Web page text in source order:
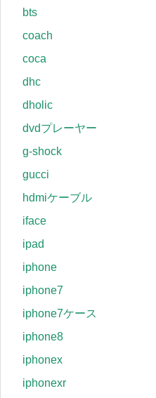
bts
coach
coca
dhc
dholic
dvdプレーヤー
g-shock
gucci
hdmiケーブル
iface
ipad
iphone
iphone7
iphone7ケース
iphone8
iphonex
iphonexr